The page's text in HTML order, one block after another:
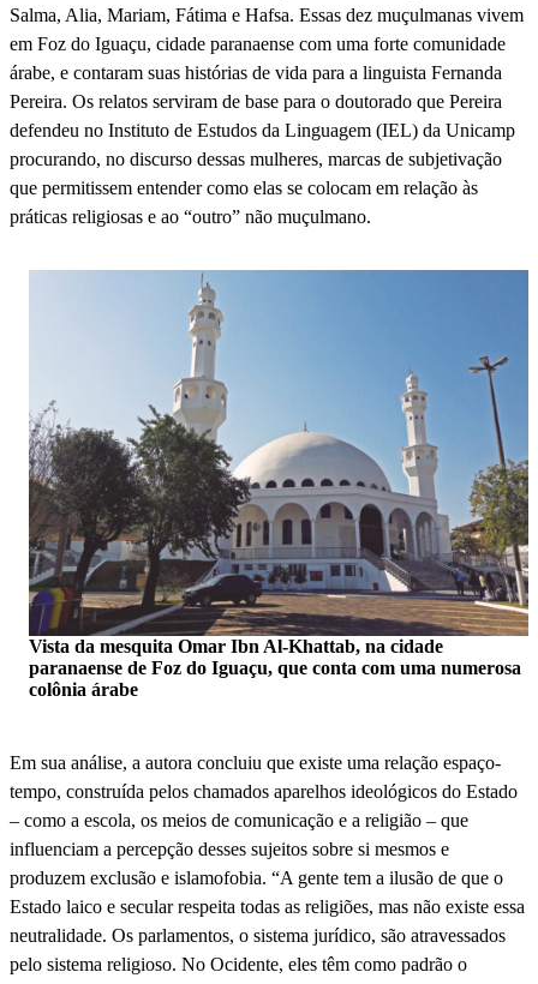
Salma, Alia, Mariam, Fátima e Hafsa. Essas dez muçulmanas vivem
em Foz do Iguaçu, cidade paranaense com uma forte comunidade
árabe, e contaram suas histórias de vida para a linguista Fernanda
Pereira. Os relatos serviram de base para o doutorado que Pereira
defendeu no Instituto de Estudos da Linguagem (IEL) da Unicamp
procurando, no discurso dessas mulheres, marcas de subjetivação
que permitissem entender como elas se colocam em relação às
práticas religiosas e ao “outro” não muçulmano.
Vista da mesquita Omar Ibn Al-Khattab, na cidade
paranaense de Foz do Iguaçu, que conta com uma numerosa
colônia árabe
Em sua análise, a autora concluiu que existe uma relação espaço-
tempo, construída pelos chamados aparelhos ideológicos do Estado
– como a escola, os meios de comunicação e a religião – que
influenciam a percepção desses sujeitos sobre si mesmos e
produzem exclusão e islamofobia. “A gente tem a ilusão de que o
Estado laico e secular respeita todas as religiões, mas não existe essa
neutralidade. Os parlamentos, o sistema jurídico, são atravessados
pelo sistema religioso. No Ocidente, eles têm como padrão o